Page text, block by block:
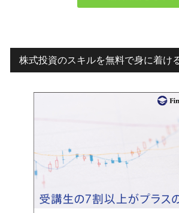
株式投資のスキルを無料で身に着け